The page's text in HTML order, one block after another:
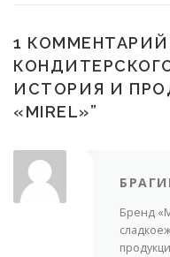
1 КОММЕНТАРИЙ
ИСТОРИЯ И
«MIREL»”
Бренд